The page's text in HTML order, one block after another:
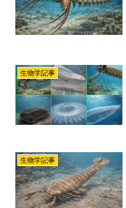
生物学記事
生物学記事